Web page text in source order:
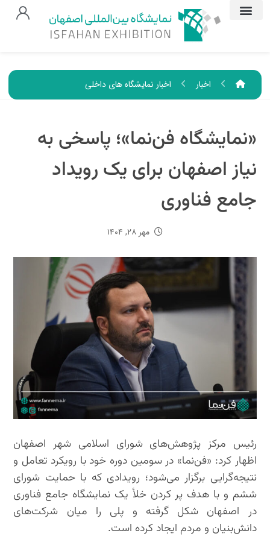
اخبار اخبار نمایشگاه های داخلی
«نمایشگاه فن‌نما»؛ پاسخی به
نیاز اصفهان برای یک رویداد
جامع فناوری
مهر ۲۸, ۱۴۰۴
رئیس مرکز پژوهش‌های شورای اسلامی شهر اصفهان
اظهار کرد: «فن‌نما» در سومین دوره خود با رویکرد تعامل و
نتیجه‌گرایی برگزار می‌شود؛ رویدادی که با حمایت شورای
ششم و با هدف پر کردن خلأ یک نمایشگاه جامع فناوری
در اصفهان شکل گرفته و پلی را میان شرکت‌های
دانش‌بنیان و مردم ایجاد کرده است.